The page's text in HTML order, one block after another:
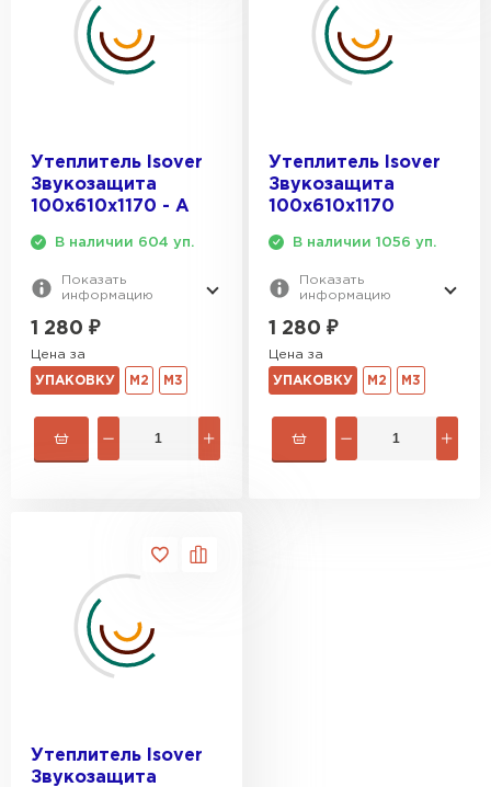
Утеплитель Isover
Звукозащита
100х610х1170 - А
В наличии 604 уп.
Показать
информацию
1 280 ₽
Цена за
УПАКОВКУ М2 М3
Утеплитель Isover
Звукозащита
100х610х1170
В наличии 1056 уп.
Показать
информацию
1 280 ₽
Цена за
УПАКОВКУ М2 М3
Утеплитель Isover
Звукозащита
Утеплитель Эковер
ПЕРЕЙТИ
Утеплитель Basfiber
ПЕРЕЙТИ
Утеплитель Термит
Утеплитель Ruspanel
Утеплитель Брит
Утеплитель Basfiber
Утеплитель Xotpipe